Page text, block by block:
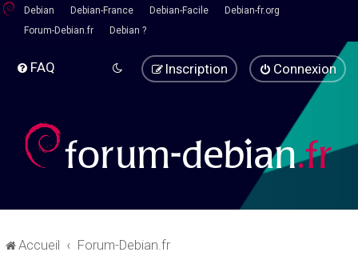
Debian Debian-France Debian-Facile
Debian-fr.org
Forum-Debian.fr
Debian ?
FAQ Connexion
Inscription
Accueil Forum-Debian.fr